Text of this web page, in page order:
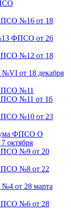
№16 от 18
ФПСО от 26
№12 от 18
от 18 декабря
№11
№11 от 16
№10 от 23
ФПСО О
октября
№9 от 20
№8 от 22
от 28 марта
№6 от 28